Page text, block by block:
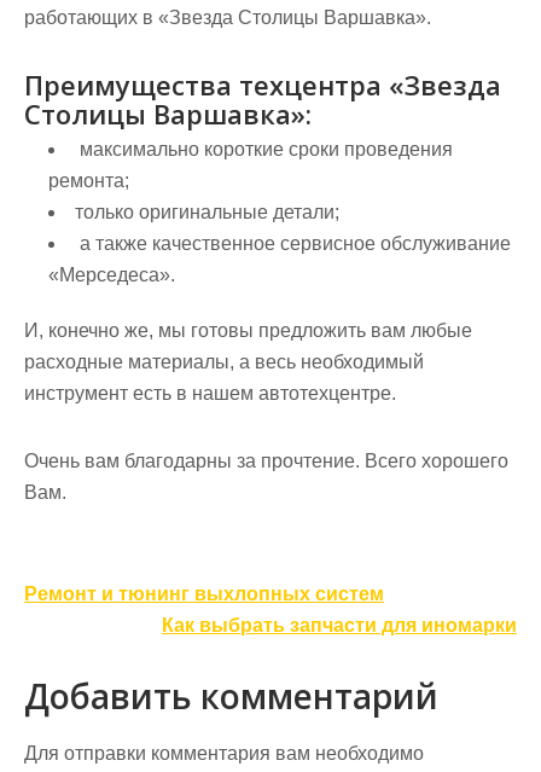
работающих в «Звезда Столицы Варшавка».
Преимущества техцентра «Звезда
Столицы Варшавка»:
максимально короткие сроки проведения
ремонта;
только оригинальные детали;
а также качественное сервисное обслуживание
«Мерседеса».
И, конечно же, мы готовы предложить вам любые
расходные материалы, а весь необходимый
инструмент есть в нашем автотехцентре.
Очень вам благодарны за прочтение. Всего хорошего
Вам.
Навигация
Ремонт и тюнинг выхлопных систем
Как выбрать запчасти для иномарки
Добавить комментарий
Для отправки комментария вам необходимо